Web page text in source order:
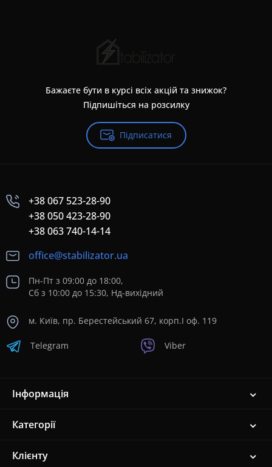
Бажаєте бути в курсі всіх акцій та знижок?
Підпишіться на розсилку
Підписатися
+38 067 523-28-90
+38 050 423-28-90
+38 063 740-14-14
office@stabilizator.ua
Пн-Пт з 09:00 до 18:00,
Сб з 10:00 до 15:30, Нд-вихідний
м. Київ, пр. Берестейський 67, корп.I оф. 119
Telegram Viber
Інформація
Категорії
Клієнту